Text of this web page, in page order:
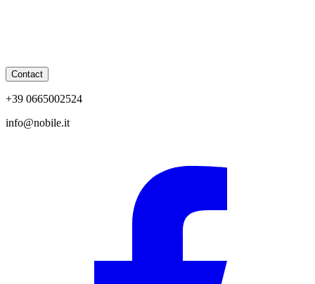
Contact
+39 0665002524
info@nobile.it